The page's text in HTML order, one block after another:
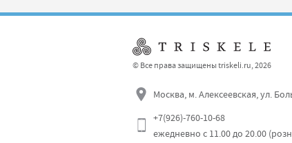
© Все права защищены triskeli.ru, 2026
Москва, м. Алексеевская, ул.
+7(926)-760-10-68
ежедневно с 11.00 до 20.00